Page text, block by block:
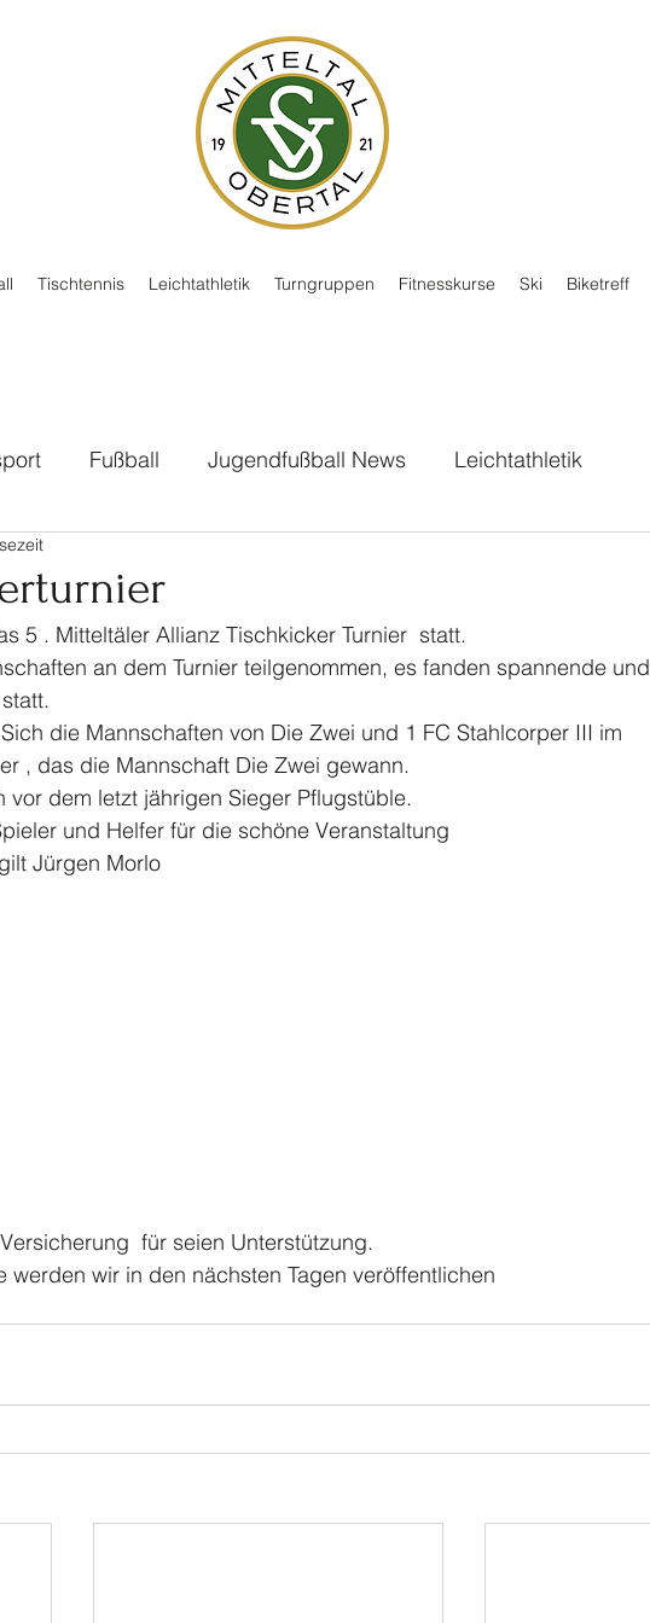
Tischtennis Leichtathletik Turngruppen Fitnesskurse Ski Biketreff
Fußball Jugendfußball News Leichtathletik
Kinderturnen Jahrhundertspiel Bike
5 . Mitteltäler Allianz Tischkicker Turnier  statt.
an dem Turnier teilgenommen, es fanden spannende und
die Mannschaften von Die Zwei und 1 FC Stahlcorper III im
, das die Mannschaft Die Zwei gewann.
vor dem letzt jährigen Sieger Pflugstüble.
und Helfer für die schöne Veranstaltung
Jürgen Morlo
für seien Unterstützung.
werden wir in den nächsten Tagen veröffentlichen